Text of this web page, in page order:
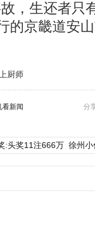
，生还者只
的京畿道安
厨师
分
看新闻
:头奖11注666万 徐州